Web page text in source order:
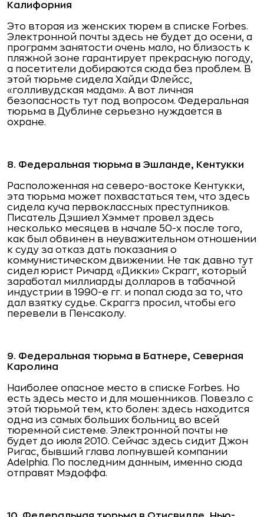
Калифорния
Это вторая из женских тюрем в списке Forbes.
Электронной почты здесь не будет до осени, а
программ занятости очень мало, но близость к
пляжной зоне гарантирует прекрасную погоду,
а посетители добираются сюда без проблем. В
этой тюрьме сидела Хайди Флейсс,
«голливудская мадам». А вот личная
безопасность тут под вопросом. Федеральная
тюрьма в Дублине серьезно нуждается в
охране.
8. Федеральная тюрьма в Эшланде, Кентукки
Расположенная на северо-востоке Кентукки,
эта тюрьма может похвастаться тем, что здесь
сидела куча первоклассных преступников.
Писатель Дэшиел Хэммет провел здесь
несколько месяцев в начале 50-х после того,
как был обвинен в неуважительном отношении
к суду за отказ дать показания о
коммунистическом движении. Не так давно тут
сидел юрист Ричард «Дикки» Скрагг, который
заработал миллиарды долларов в табачной
индустрии в 1990-е гг. и попал сюда за то, что
дал взятку судье. Скраггз просил, чтобы его
перевели в Пенсаколу.
9. Федеральная тюрьма в Батнере, Северная
Каролина
Наиболее опасное место в списке Forbes. Но
есть здесь место и для мошенников. Повезло с
этой тюрьмой тем, кто болен: здесь находится
одна из самых больших больниц во всей
тюремной системе. Электронной почты не
будет до июля 2010. Сейчас здесь сидит Джон
Ригас, бывший глава лопнувшей компании
Adelphia. По последним данным, именно сюда
отправят Мэдоффа.